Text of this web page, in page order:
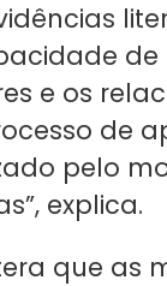
de
e os
de
pelo
explica.
que as